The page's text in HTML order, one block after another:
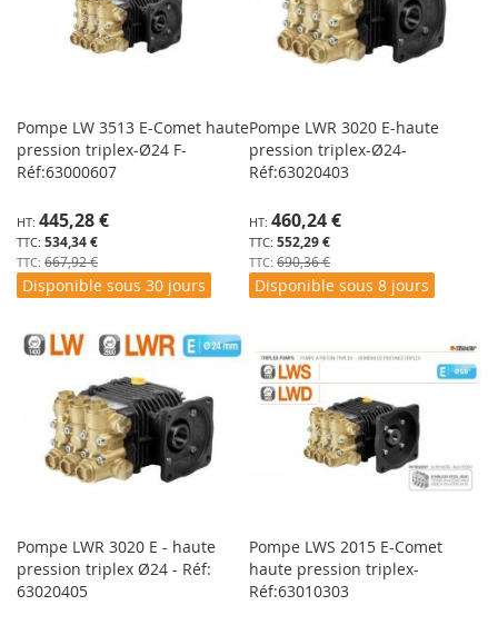
Pompe LW 3513 E-Comet haute
pression triplex-Ø24 F-
Réf:63000607
Spécial534,34 €
445,28 €
667,92 €
Disponible sous 30 jours
Pompe LWR 3020 E-haute
pression triplex-Ø24-
Réf:63020403
Spécial552,29 €
460,24 €
690,36 €
Disponible sous 8 jours
Pompe LWR 3020 E - haute
pression triplex Ø24 - Réf:
63020405
Pompe LWS 2015 E-Comet
haute pression triplex-
Réf:63010303